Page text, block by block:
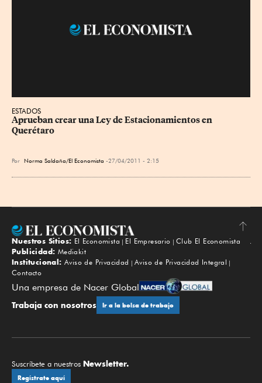
ESTADOS
Aprueban crear una Ley de Estacionamientos en
Querétaro
Por Norma Saldaña/El Economista 27/04/2011 - 2:15
Subir
Nuestros Sitios: El Economista El Empresario
Club El Economista
Publicidad: Mediakit
Institucional: Aviso de Privacidad
Aviso de Privacidad Integral
Contacto
Una empresa de Nacer Global
Trabaja con nosotros Ir a la bolsa de trabajo
Suscríbete a nuestros Newsletter.
Regístrate aquí